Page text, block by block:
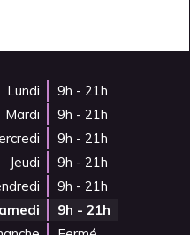
Lundi
9h - 21h
Mardi
9h - 21h
9h - 21h
Jeudi
9h - 21h
9h - 21h
9h - 21h